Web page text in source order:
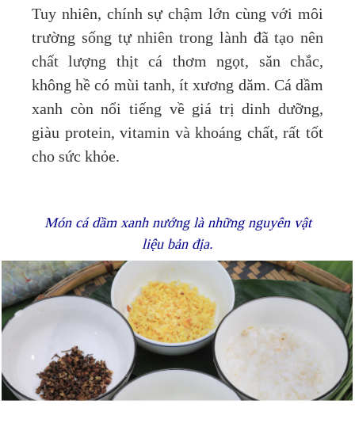
Tuy nhiên, chính sự chậm lớn cùng với môi
trường sống tự nhiên trong lành đã tạo nên
chất lượng thịt cá thơm ngọt, săn chắc,
không hề có mùi tanh, ít xương dăm. Cá dầm
xanh còn nổi tiếng về giá trị dinh dưỡng,
giàu protein, vitamin và khoáng chất, rất tốt
cho sức khỏe.
Món cá dầm xanh nướng là những nguyên vật
liệu bản địa.